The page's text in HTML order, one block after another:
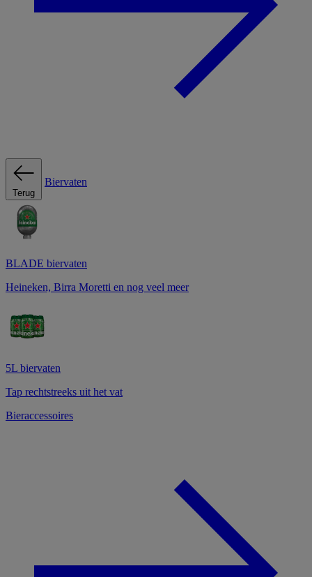
Terug
Biervaten
BLADE biervaten
Heineken, Birra Moretti en nog veel meer
5L biervaten
Tap rechtstreeks uit het vat
Bieraccessoires